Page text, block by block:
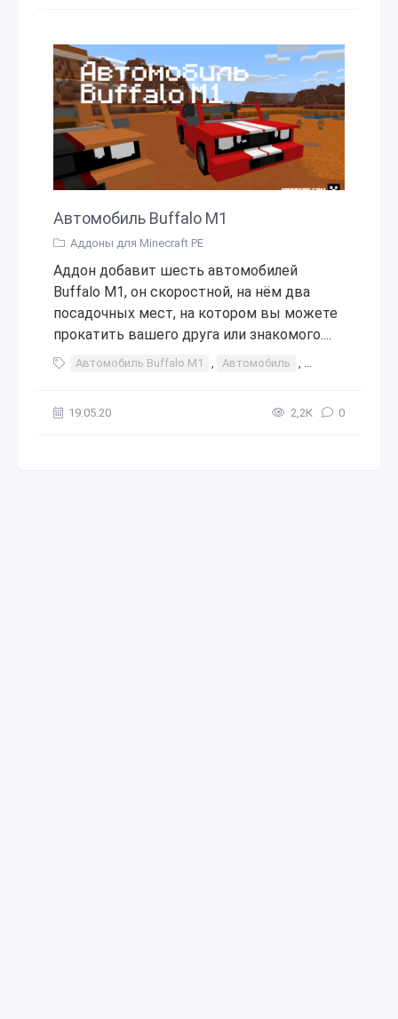
Автомобиль Buffalo M1
Аддоны для Minecraft PE
Аддон добавит шесть автомобилей
Buffalo M1, он скоростной, на нём два
посадочных мест, на котором вы можете
прокатить вашего друга или знакомого....
Автомобиль Buffalo M1 , Автомобиль , машина
19.05.20 2,2К 0